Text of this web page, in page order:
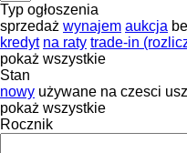
Typ ogłoszenia
sprzedaż wynajem aukcja
kredyt na raty trade-in
pokaż wszystkie
Stan
nowy używane na czesci
pokaż wszystkie
Rocznik